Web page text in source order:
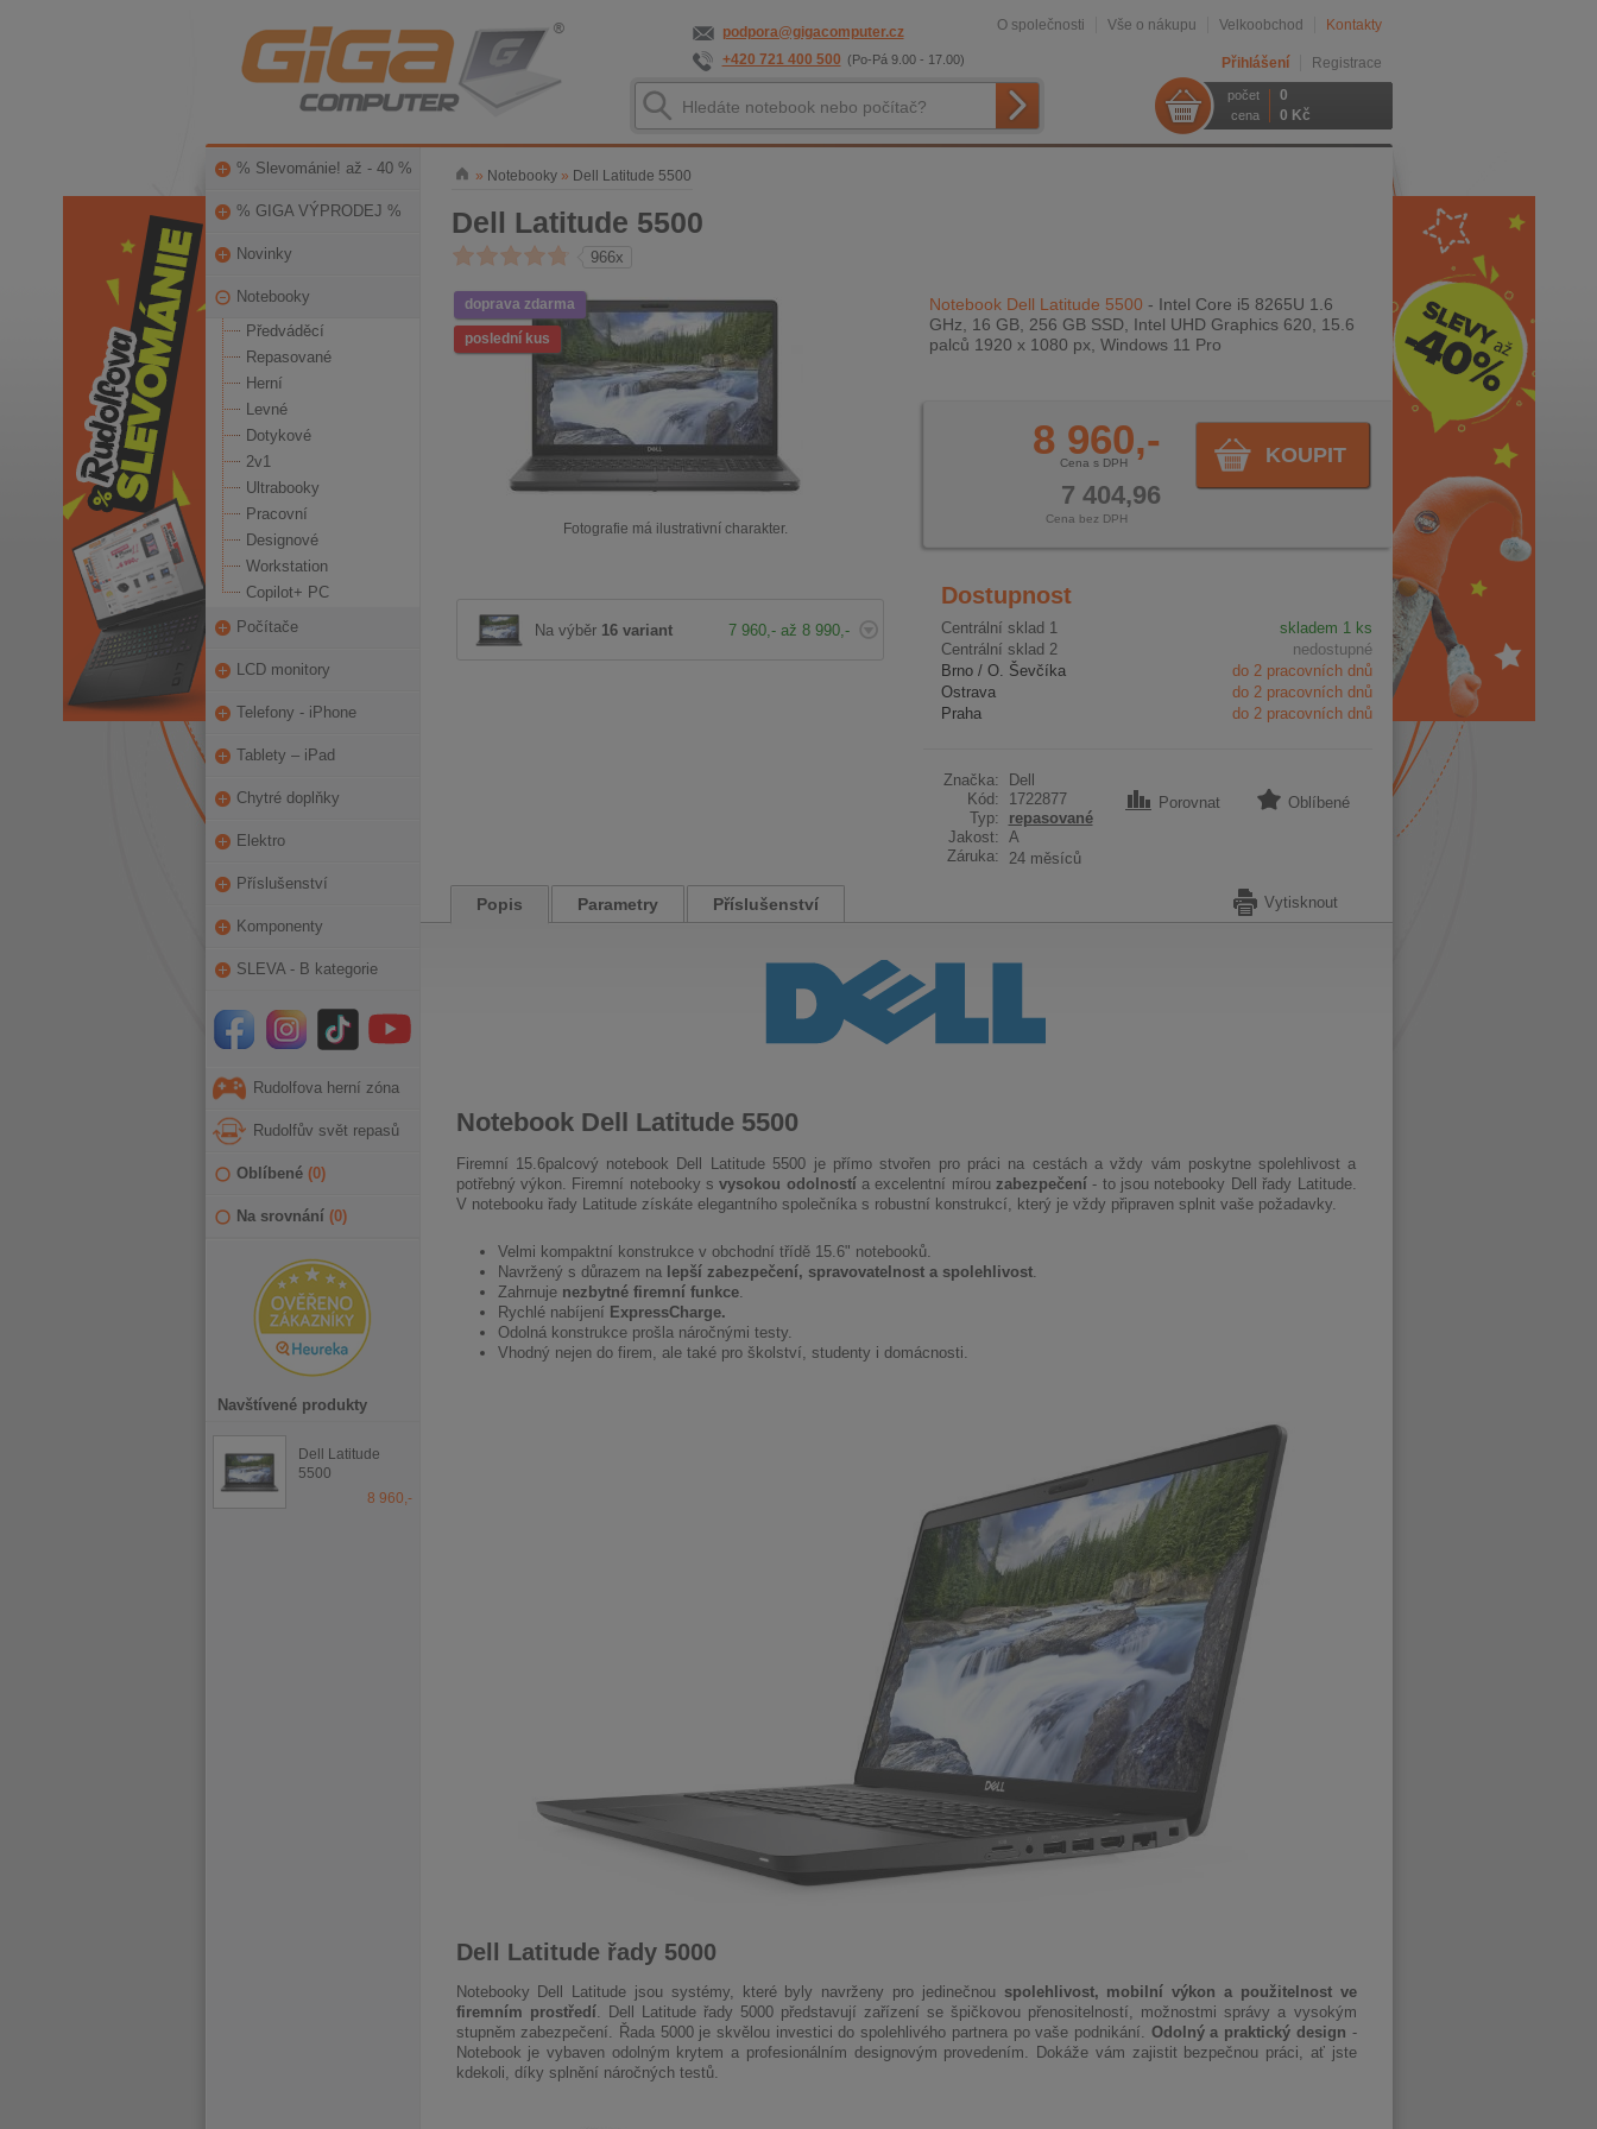
podpora@gigacomputer.cz
+420 721 400 500 (Po-Pá 9.00 - 17.00)
O společnosti Vše o nákupu Velkoobchod Kontakty
Přihlášení Registrace
počet 0
cena 0 Kč
% Slevománie! až - 40 %
% GIGA VÝPRODEJ %
Novinky
Notebooky
Předváděcí
Repasované
Herní
Levné
Dotykové
2v1
Ultrabooky
Pracovní
Designové
Workstation
Copilot+ PC
Počítače
LCD monitory
Telefony - iPhone
Tablety – iPad
Chytré doplňky
Elektro
Příslušenství
Komponenty
SLEVA - B kategorie
Rudolfova herní zóna
Rudolfův svět repasů
Oblíbené (0)
Na srovnání (0)
Navštívené produkty
Dell Latitude
5500
8 960,-
» Notebooky» Dell Latitude 5500
Dell Latitude 5500
966x
Notebook Dell Latitude 5500 - Intel Core i5 8265U 1.6
GHz, 16 GB, 256 GB SSD, Intel UHD Graphics 620, 15.6
palců 1920 x 1080 px, Windows 11 Pro
KOUPIT
8 960,-
Cena s DPH
7 404,96
Cena bez DPH
Dostupnost
Centrální sklad 1
skladem 1 ks
Centrální sklad 2
nedostupné
Brno / O. Ševčíka
do 2 pracovních dnů
Ostrava
do 2 pracovních dnů
Praha
do 2 pracovních dnů
Značka:
Dell
Kód:
1722877
Typ:
repasované
Jakost: A
Záruka:
24 měsíců
Porovnat Oblíbené
doprava zdarma
poslední kus
Fotografie má ilustrativní charakter.
Na výběr 16 variant 7 960,- až 8 990,-
Popis Parametry Příslušenství Vytisknout
Notebook Dell Latitude 5500
Firemní 15.6palcový notebook Dell Latitude 5500 je přímo stvořen pro práci na cestách a vždy vám poskytne spolehlivost a
potřebný výkon. Firemní notebooky svysokou odolností a excelentní mírouzabezpečení - to jsou notebooky Dell řady Latitude.
V notebooku řady Latitude získáte elegantního společníka s robustní konstrukcí, který je vždy připraven splnit vaše požadavky.
Velmi kompaktní konstrukce v obchodní třídě 15.6" notebooků.
Navržený s důrazem na lepší zabezpečení, spravovatelnost a spolehlivost.
Zahrnuje nezbytné firemní funkce.
Rychlé nabíjení ExpressCharge.
Odolná konstrukce prošla náročnými testy.
Vhodný nejen do firem, ale také pro školství, studenty i domácnosti.
Dell Latitude řady 5000
Notebooky Dell Latitude jsou systémy, které byly navrženy pro jedinečnou spolehlivost, mobilní výkon a použitelnost ve
firemním prostředí. Dell Latitude řady 5000 představují zařízení se špičkovou přenositelností, možnostmi správy a vysokým
stupněm zabezpečení. Řada 5000 je skvělou investici do spolehlivého partnera po vaše podnikání. Odolný a praktický design -
Notebook je vybaven odolným krytem a profesionálním designovým provedením. Dokáže vám zajistit bezpečnou práci, ať jste
kdekoli, díky splnění náročných testů.